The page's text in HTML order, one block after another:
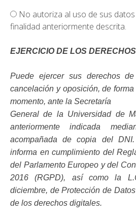
No autoriza al uso de sus
finalidad anteriormente descrita.
EJERCICIO DE LOS DERECHOS
Puede ejercer sus derechos de
cancelación y oposición, de
momento, ante la Secretaría
General de la Universidad de
anteriormente indicada
acompañada de copia del
informa en cumplimiento del
del Parlamento Europeo y del
2016 (RGPD), así como la
diciembre, de Protección de
de los derechos digitales.